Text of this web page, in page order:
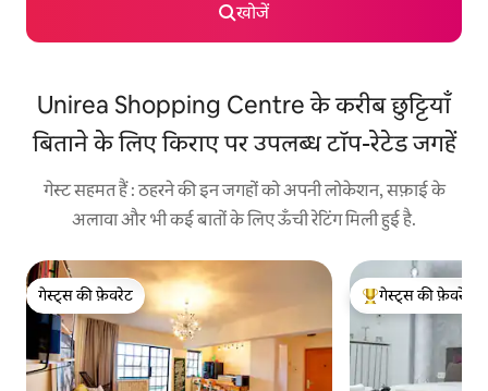
खोजें
Unirea Shopping Centre के करीब छुट्टियाँ
बिताने के लिए किराए पर उपलब्ध टॉप-रेटेड जगहें
गेस्ट सहमत हैं : ठहरने की इन जगहों को अपनी लोकेशन, सफ़ाई के
अलावा और भी कई बातों के लिए ऊँची रेटिंग मिली हुई है.
गेस्ट्स की फ़ेवरेट
गेस्ट्स की फ़ेवरेट
गेस्ट्स का टॉप फ़ेवरेट
गेस्ट्स की फ़ेवरेट